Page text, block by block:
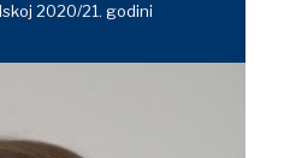
2020/21. godini